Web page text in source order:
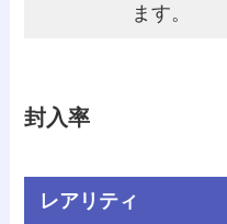
ます。
封入率
レアリティ